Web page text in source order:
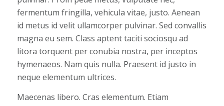
fermentum fringilla, vehicula vitae, justo. Aenean
id metus id velit ullamcorper pulvinar. Sed convallis
magna eu sem. Class aptent taciti sociosqu ad
litora torquent per conubia nostra, per inceptos
hymenaeos. Nam quis nulla. Praesent id justo in
neque elementum ultrices.
Maecenas libero. Cras elementum. Etiam